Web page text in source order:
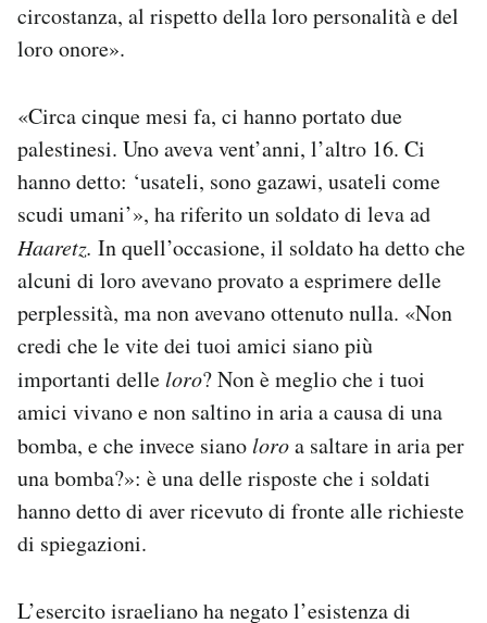
circostanza, al rispetto della loro personalità e del
loro onore».
«Circa cinque mesi fa, ci hanno portato due
palestinesi. Uno aveva vent’anni, l’altro 16. Ci
hanno detto: ‘usateli, sono gazawi, usateli come
scudi umani’», ha riferito un soldato di leva ad
Haaretz. In quell’occasione, il soldato ha detto che
alcuni di loro avevano provato a esprimere delle
perplessità, ma non avevano ottenuto nulla. «Non
credi che le vite dei tuoi amici siano più
importanti delleloro? Non è meglio che i tuoi
amici vivano e non saltino in aria a causa di una
bomba, e che invece sianoloroa saltare in aria per
una bomba?»: è una delle risposte che i soldati
hanno detto di aver ricevuto di fronte alle richieste
di spiegazioni.
L’esercito israeliano ha negato l’esistenza di